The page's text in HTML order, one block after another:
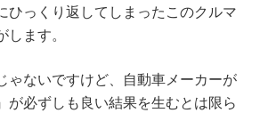
ひっくり返してしまったこのクルマ
ます。
ゃないですけど、自動車メーカーが
が必ずしも良い結果を生むとは限ら